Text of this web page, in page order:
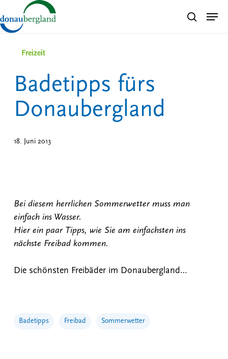
to
main
search
Freizeit
Badetipps fürs
Donaubergland
18. Juni 2013
Bei diesem herrlichen Sommerwetter muss man
einfach ins Wasser.
Hier ein paar Tipps, wie Sie am einfachsten ins
nächste Freibad kommen.
Die schönsten Freibäder im Donaubergland…
Badetipps Freibad Sommerwetter